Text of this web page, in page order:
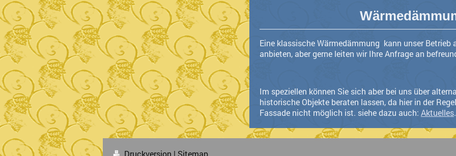
Eine klassische Wärmedämmung kann unser
anbieten, aber gerne leiten wir Ihre Anfrage an
Im speziellen können Sie sich aber bei uns über
historische Objekte beraten lassen, da hier in der
Fassade nicht möglich ist. siehe dazu auch: Aktuelles.
Druckversion | Sitemap